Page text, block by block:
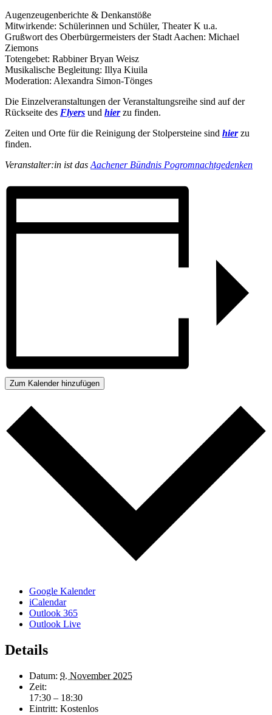
Augenzeugenberichte & Denkanstöße
Mitwirkende: Schülerinnen und Schüler, Theater K u.a.
Grußwort des Oberbürgermeisters der Stadt Aachen: Michael
Ziemons
Totengebet: Rabbiner Bryan Weisz
Musikalische Begleitung: Illya Kiuila
Moderation: Alexandra Simon-Tönges
Die Einzelveranstaltungen der Veranstaltungsreihe sind auf der
Rückseite des Flyers und hierzu finden.
Zeiten und Orte für die Reinigung der Stolpersteine sind hierzu
finden.
Veranstalter:in ist das Aachener Bündnis Pogromnachtgedenken
Zum Kalender hinzufügen
Google Kalender
iCalendar
Outlook 365
Outlook Live
Details
Datum: 9. November 2025
Zeit:
17:30 – 18:30
Eintritt: Kostenlos